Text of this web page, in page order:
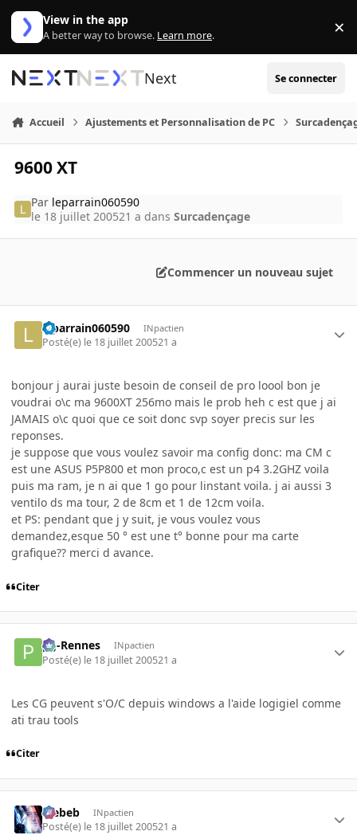
Aller au contenu
View in the app
A better way to browse. Learn more. ×
Next Se connecter
Accueil Ajustements et Personnalisation de PC
9600 XT
Par leparrain060590
le 18 juillet 200521 a dansSurcadençage
Commencer un nouveau sujet
leparrain060590 INpactien
Posté(e) le 18 juillet 200521 a
bonjour j aurai juste besoin de conseil de pro loool bon je
voudrai o\c ma 9600XT 256mo mais le prob heh c est que j ai
JAMAIS o\c quoi que ce soit donc svp soyer precis sur les
reponses.
je suppose que vous voulez savoir ma config donc: ma CM c
est une ASUS P5P800 et mon proco,c est un p4 3.2GHZ voila
puis ma ram, je n ai que 1 go pour linstant voila. j ai aussi 3
ventilo ds ma tour, 2 de 8cm et 1 de 12cm voila.
et PS: pendant que j y suit, je vous voulez vous
demandez,esque 50 ° est une t° bonne pour ma carte
grafique?? merci d avance.
Citer
pg-Rennes INpactien
Posté(e) le 18 juillet 200521 a
Les CG peuvent s'O/C depuis windows a l'aide logigiel comme
ati trau tools
Citer
Trebeb INpactien
Posté(e) le 18 juillet 200521 a